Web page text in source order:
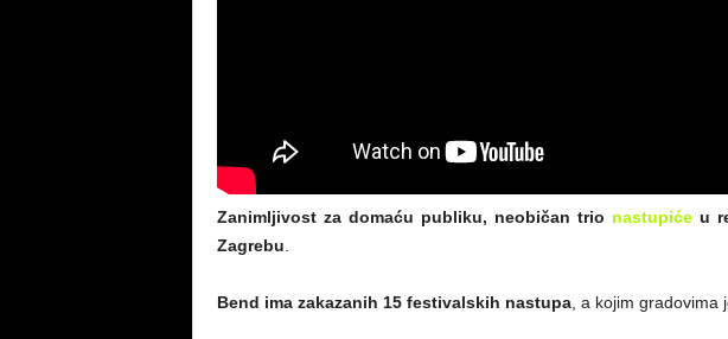
Zanimljivost za domaću publiku, neobičan trio nastupićeu
Zagrebu
Bend ima zakazanih 15 festivalskih nastupa, a kojim gradovima